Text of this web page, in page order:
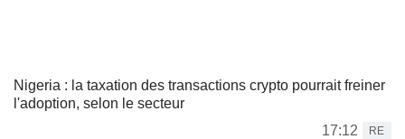
Nigeria : la taxation des transactions crypto pourrait freiner
l'adoption, selon le secteur
17:12
RE